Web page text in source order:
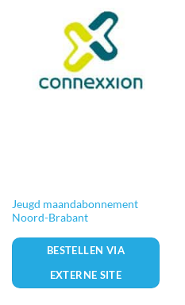
Jeugd maandabonnement
Noord-Brabant
BESTELLEN VIA
EXTERNE SITE